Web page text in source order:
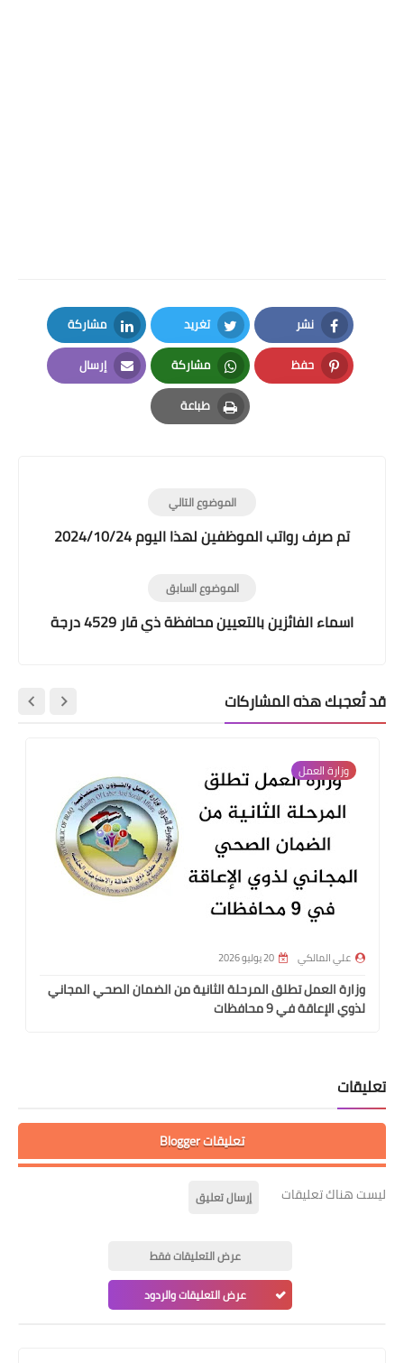
نشر
Facebook
تغريد
Twitter
مشاركة
LinkedIn
حفظ
Pinterest
مشاركة
Whatsapp
إرسال
Email
طباعة
Print
الموضوع التالي
تم صرف رواتب الموظفين لهذا اليوم 2024/10/24
الموضوع السابق
اسماء الفائزين بالتعيين محافظة ذي قار 4529 درجة
قد تُعجبك هذه المشاركات
وزارة العمل
علي المالكي 20 يوليو 2026
وزارة العمل تطلق المرحلة الثانية من الضمان الصحي المجاني
لذوي الإعاقة في 9 محافظات
تعليقات
تعليقات Blogger
ليست هناك تعليقات إرسال تعليق
عرض التعليقات فقط
عرض التعليقات والردود